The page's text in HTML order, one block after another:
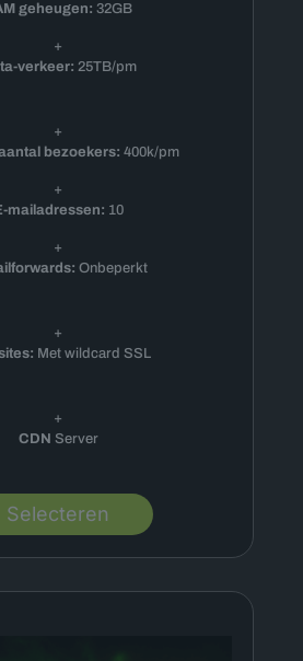
geheugen: 32GB
+
verkeer: 25TB/pm
+
bezoekers: 400k/pm
+
mailadressen: 10
+
Onbeperkt
+
Met wildcard SSL
+
CDN Server
Selecteren